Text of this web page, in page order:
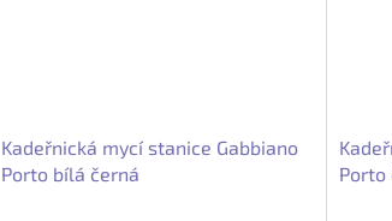
Kadeřnická mycí stanice Gabbiano
Porto bílá černá
Porto